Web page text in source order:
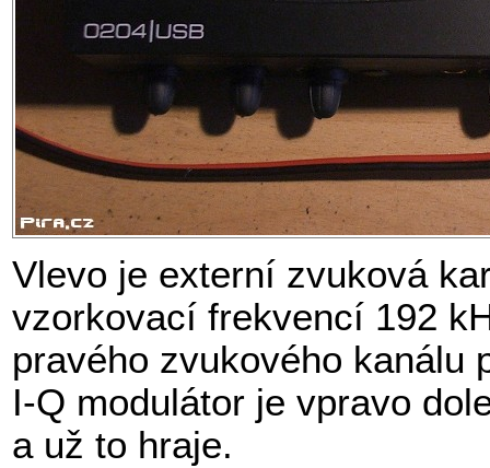
Vlevo je externí zvuková
vzorkovací frekvencí 192
pravého zvukového kanálu
I-Q modulátor je vpravo
a už to hraje.